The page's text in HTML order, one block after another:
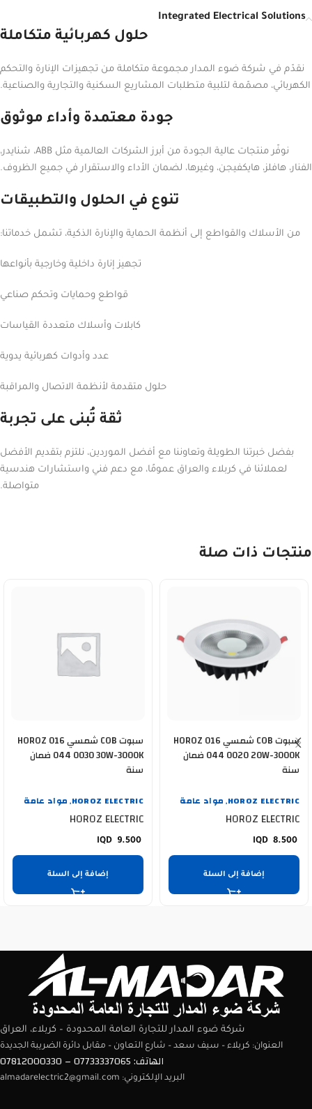
Integrated Electrical Solutions
حلول كهربائية متكاملة
نقدّم في شركة ضوء المدار مجموعة متكاملة من تجهيزات الإنارة والتحكم
الكهربائي، مصمّمة لتلبية متطلبات المشاريع السكنية والتجارية والصناعية.
جودة معتمدة وأداء موثوق
نوفّر منتجات عالية الجودة من أبرز الشركات العالمية مثل ABB، شنايدر،
الفنار، هافلز، هايكفيجن، وغيرها، لضمان الأداء والاستقرار في جميع الظروف.
تنوع في الحلول والتطبيقات
من الأسلاك والقواطع إلى أنظمة الحماية والإنارة الذكية، تشمل خدماتنا:
تجهيز إنارة داخلية وخارجية بأنواعها
قواطع وحمايات وتحكم صناعي
كابلات وأسلاك متعددة القياسات
عدد وأدوات كهربائية يدوية
حلول متقدمة لأنظمة الاتصال والمراقبة
ثقة تُبنى على تجربة
بفضل خبرتنا الطويلة وتعاوننا مع أفضل الموردين، نلتزم بتقديم الأفضل
لعملائنا في كربلاء والعراق عمومًا، مع دعم فني واستشارات هندسية
متواصلة.
منتجات ذات صلة
سبوت COB شمسي HOROZ 016
044 0020 20W-3000K ضمان
سنة
HOROZ ELECTRIC
, مواد عامة
HOROZ ELECTRIC
8.500
إضافة إلى السلة
سبوت COB شمسي HOROZ 016
044 0030 30W-3000K ضمان
سنة
HOROZ ELECTRIC
, مواد عامة
HOROZ ELECTRIC
9.500
إضافة إلى السلة
شركة ضوء المدار للتجارة العامة المحدودة – كربلاء، العراق
العنوان: كربلاء – سيف سعد – شارع التعاون – مقابل دائرة الضريبة الجديدة
الهاتف: 07733337065 – 07812000330
البريد الإلكتروني: almadarelectric2@gmail.com